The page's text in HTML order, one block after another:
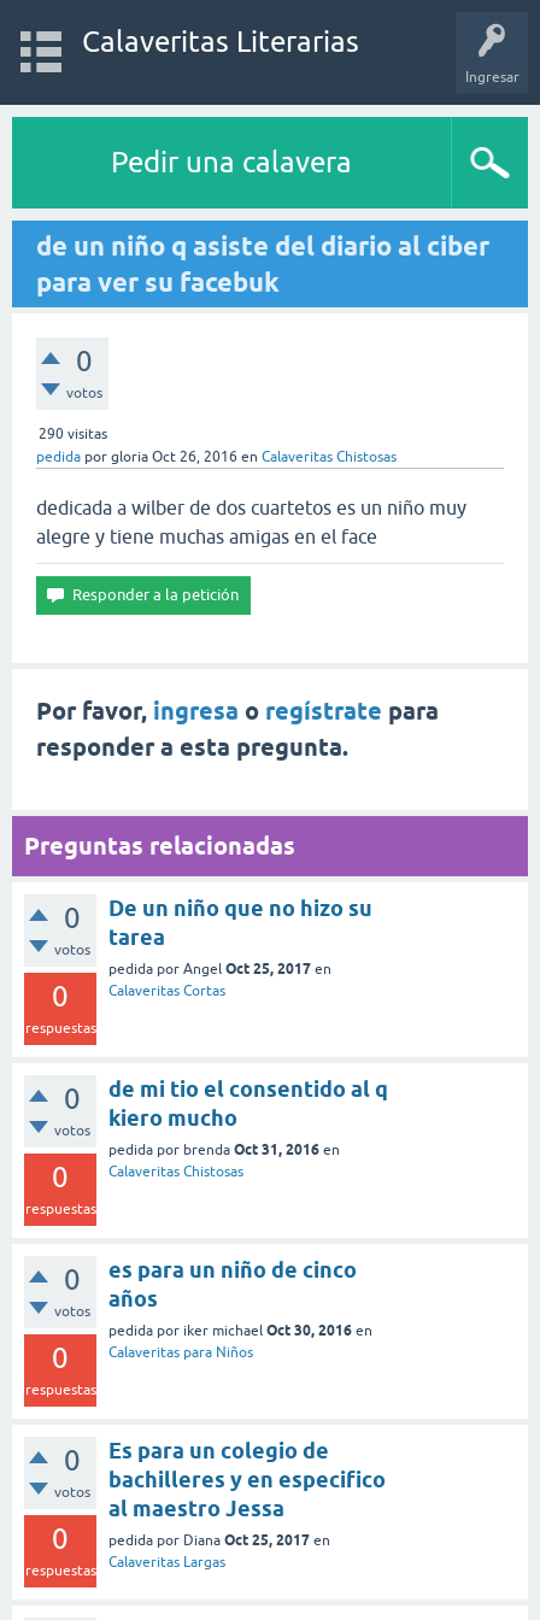
Ingresar
Calaveritas Literarias
Pedir una calavera
de un niño q asiste del diario al ciber
para ver su facebuk
0
votos
290visitas
pedida por gloria Oct 26, 2016 en Calaveritas Chistosas
dedicada a wilber de dos cuartetos es un niño muy
alegre y tiene muchas amigas en el face
Por favor, ingresa o regístrate para
responder a esta pregunta.
Preguntas relacionadas
0
votos
0
respuestas
De un niño que no hizo su
tarea
pedida por Angel Oct 25, 2017 en
Calaveritas Cortas
0
votos
0
respuestas
de mi tio el consentido al q
kiero mucho
pedida por brenda Oct 31, 2016 en
Calaveritas Chistosas
0
votos
0
respuestas
es para un niño de cinco
años
pedida por iker michael Oct 30, 2016 en
Calaveritas para Niños
0
votos
0
respuestas
Es para un colegio de
bachilleres y en especifico
al maestro Jessa
pedida por Diana Oct 25, 2017 en
Calaveritas Largas